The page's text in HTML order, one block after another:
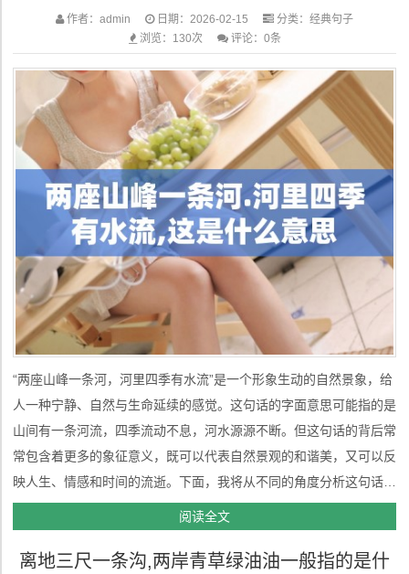
作者：admin 日期：2026-02-15 分类： 经典句子
浏览：130次
评论：0条
“两座山峰一条河，河里四季有水流”是一个形象生动的自然景象，给
人一种宁静、自然与生命延续的感觉。这句话的字面意思可能指的是
山间有一条河流，四季流动不息，河水源源不断。但这句话的背后常
常包含着更多的象征意义，既可以代表自然景观的和谐美，又可以反
映人生、情感和时间的流逝。下面，我将从不同的角度分析这句话的
含义。 一、字面描绘与自然景象从字面上看，“两座山峰一条河”是对
自然景色的描写。两座山峰和一条河流的结合呈现出一种典型的自然
地貌——...
阅读全文
离地三尺一条沟,两岸青草绿油油一般指的是什